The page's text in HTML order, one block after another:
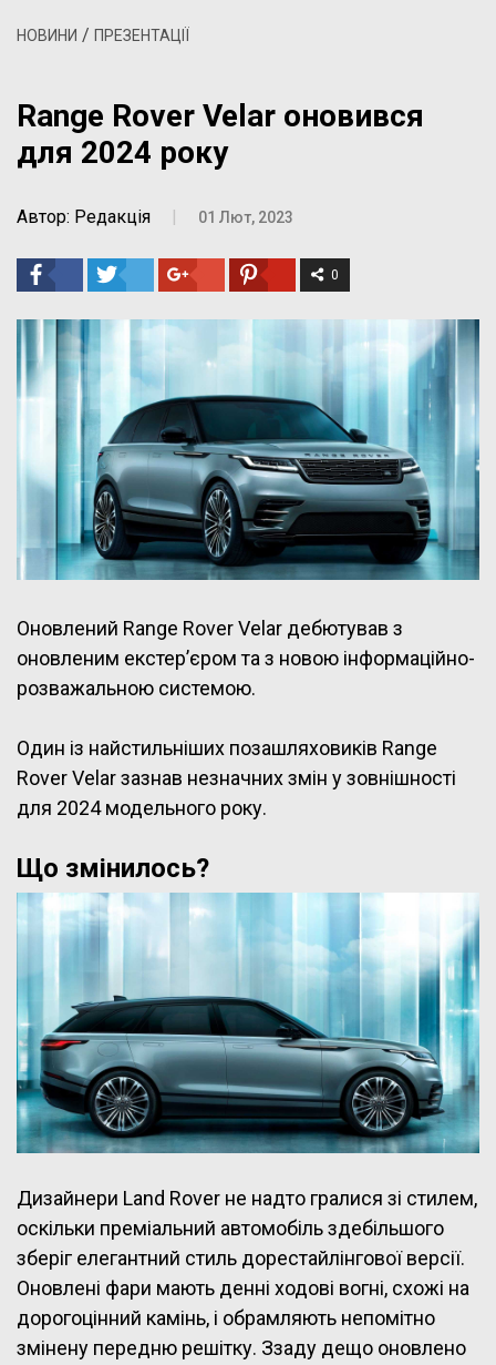
НОВИНИ / ПРЕЗЕНТАЦІЇ
Range Rover Velar оновився
для 2024 року
Автор: Редакція | 01 Лют, 2023
0
Оновлений Range Rover Velar дебютував з
оновленим екстер’єром та з новою інформаційно-
розважальною системою.
Один із найстильніших позашляховиків Range
Rover Velar зазнав незначних змін у зовнішності
для 2024 модельного року.
Що змінилось?
Дизайнери Land Rover не надто гралися зі стилем,
оскільки преміальний автомобіль здебільшого
зберіг елегантний стиль дорестайлінгової версії.
Оновлені фари мають денні ходові вогні, схожі на
дорогоцінний камінь, і обрамляють непомітно
змінену передню решітку. Ззаду дещо оновлено